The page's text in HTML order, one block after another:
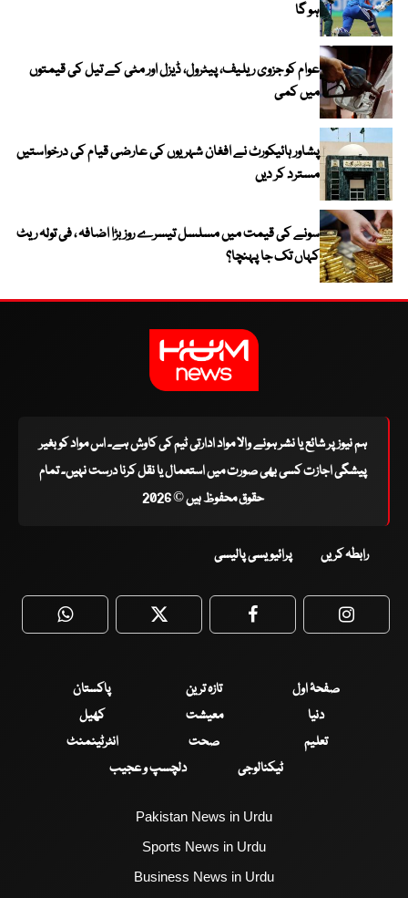
ہو گا
عوام کو جزوی ریلیف، پیٹرول، ڈیزل اور مٹی کے تیل کی قیمتوں
میں کمی
پشاور ہائیکورٹ نے افغان شہریوں کی عارضی قیام کی درخواستیں
مسترد کر دیں
سونے کی قیمت میں مسلسل تیسرے روز بڑا اضافہ ، فی تولہ ریٹ
کہاں تک جا پہنچا؟
ہم نیوز پر شائع یا نشر ہونے والا مواد ادارتی ٹیم کی کاوش ہے۔ اس مواد کو بغیر
پیشگی اجازت کسی بھی صورت میں استعمال یا نقل کرنا درست نہیں۔ تمام
حقوق محفوظ ہیں © 2026
رابطہ کریں پرائیویسی پالیسی
WhatsApp Twitter Facebook
صفحۂ اول تازہ ترین
پاکستان
دنیا
معیشت
کھیل
تعلیم
صحت
انٹرٹینمنٹ
ٹیکنالوجی
دلچسپ و عجیب
Pakistan News in Urdu
Sports News in Urdu
Business News in Urdu